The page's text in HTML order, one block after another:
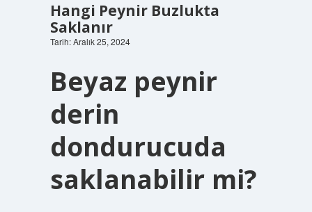
Hangi Peynir Buzlukta
Saklanır
Tarih: Aralık 25, 2024
Beyaz peynir
derin
dondurucuda
saklanabilir mi?